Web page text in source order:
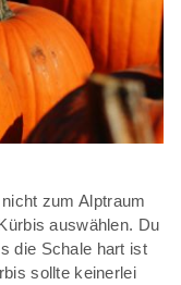
zum Alptraum
auswählen. Du
die Schale hart ist
sollte keinerlei